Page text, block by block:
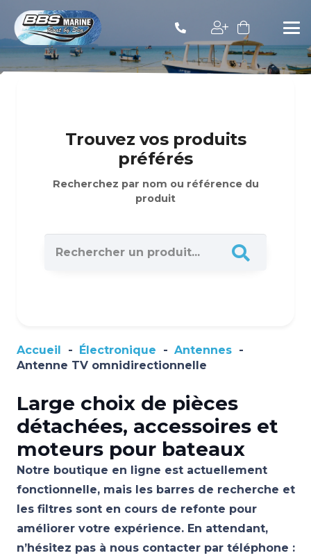
Trouvez vos produits
préférés
Recherchez par nom ou référence du
produit
Accueil - Électronique - Antennes -
Antenne TV omnidirectionnelle
Large choix de pièces
détachées, accessoires et
moteurs pour bateaux
Notre boutique en ligne est actuellement
fonctionnelle, mais les barres de recherche et
les filtres sont en cours de refonte pour
améliorer votre expérience. En attendant,
n’hésitez pas à nous contacter par téléphone :